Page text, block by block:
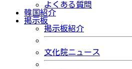
よくある質問
韓国紹介
掲示板
掲示板紹介
文化院ニュース